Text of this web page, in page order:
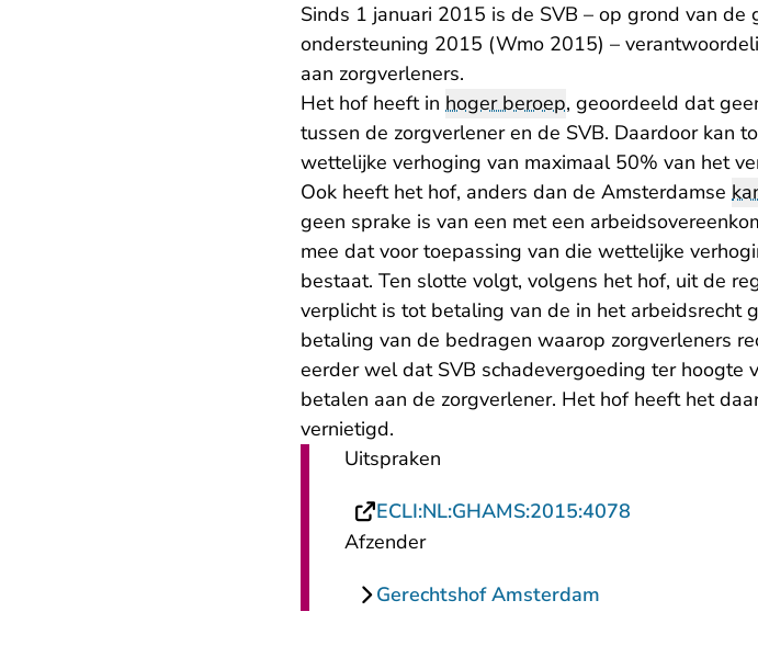
Sinds 1 januari 2015 is de SVB – op grond van
ondersteuning 2015 (Wmo 2015) –
aan zorgverleners.
Het hof heeft in hoger beroep, geoordeeld dat
tussen de zorgverlener en de SVB. Daardoor kan
wettelijke verhoging van maximaal 50% van het
Ook heeft het hof, anders dan de Amsterdamse
geen sprake is van een met een
mee dat voor toepassing van die wettelijke
bestaat. Ten slotte volgt, volgens het hof, uit de
verplicht is tot betaling van de in het arbeidsrecht
betaling van de bedragen waarop zorgverleners
eerder wel dat SVB schadevergoeding ter
betalen aan de zorgverlener. Het hof heeft het
vernietigd.
Uitspraken
ECLI:NL:GHAMS:2015:4078
Afzender
Gerechtshof Amsterdam